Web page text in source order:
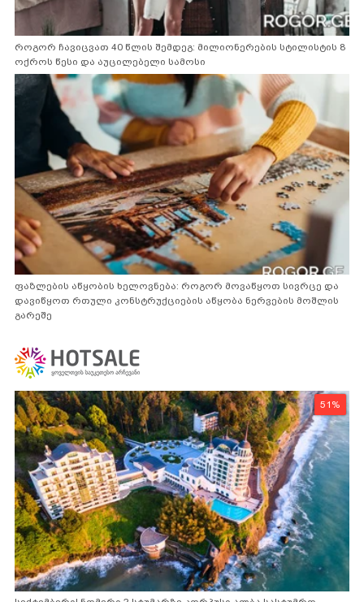
როგორ ჩავიცვათ 40 წლის შემდეგ: მილიონერების სტილისტის 8
ოქროს წესი და აუცილებელი სამოსი
ფაზლების აწყობის ხელოვნება: როგორ მოვაწყოთ სივრცე და
დავიწყოთ რთული კონსტრუქციების აწყობა ნერვების მოშლის
გარეშე
51%